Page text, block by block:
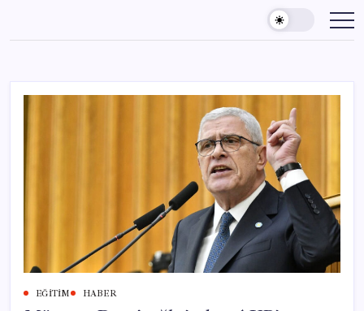
content
EĞITIM HABER